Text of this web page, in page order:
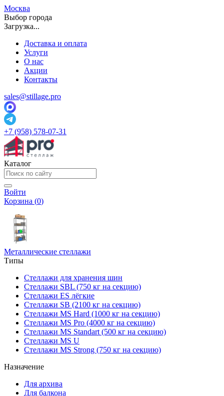
Москва
Выбор города
Загрузка...
Доставка и оплата
Услуги
О нас
Акции
Контакты
sales@stillage.pro
+7 (958) 578-07-31
Каталог
Войти
Корзина (0)
Металлические стеллажи
Типы
Стеллажи для хранения шин
Стеллажи SBL (750 кг на секцию)
Стеллажи ES лёгкие
Стеллажи SB (2100 кг на секцию)
Стеллажи MS Hard (1000 кг на секцию)
Стеллажи MS Pro (4000 кг на секцию)
Стеллажи MS Standart (500 кг на секцию)
Стеллажи MS U
Стеллажи MS Strong (750 кг на секцию)
Назначение
Для архива
Для балкона